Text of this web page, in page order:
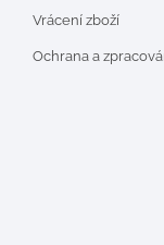
Vrácení zboží
Ochrana a